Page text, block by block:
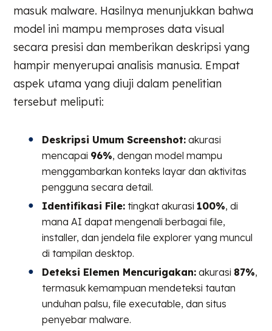
masuk malware. Hasilnya menunjukkan bahwa
model ini mampu memproses data visual
secara presisi dan memberikan deskripsi yang
hampir menyerupai analisis manusia. Empat
aspek utama yang diuji dalam penelitian
tersebut meliputi:
Deskripsi Umum Screenshot: akurasi
mencapai 96%, dengan model mampu
menggambarkan konteks layar dan aktivitas
pengguna secara detail.
Identifikasi File: tingkat akurasi 100%, di
mana AI dapat mengenali berbagai file,
installer, dan jendela file explorer yang muncul
di tampilan desktop.
Deteksi Elemen Mencurigakan: akurasi 87%,
termasuk kemampuan mendeteksi tautan
unduhan palsu, file executable, dan situs
penyebar malware.